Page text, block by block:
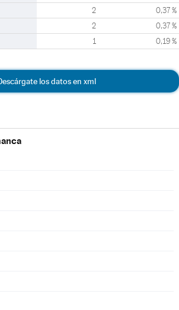
2 0,37 %
2 0,37 %
1 0,19 %
los datos en xml